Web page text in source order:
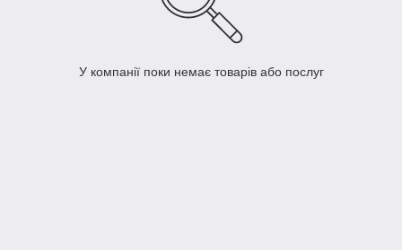
У компанії поки немає товарів або послуг